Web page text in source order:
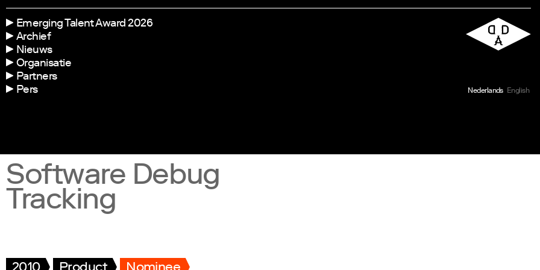
Emerging Talent Award 2026
Archief
Nieuws
Organisatie
Partners
Pers
Nederlands English
Software Debug
Tracking